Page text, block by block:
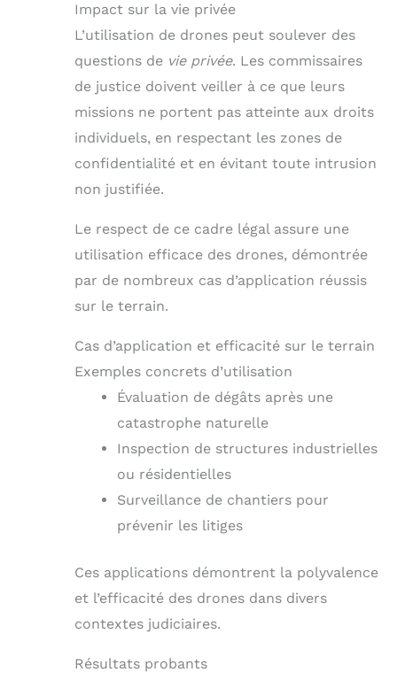
Impact sur la vie privée
L’utilisation de drones peut soulever des
questions de vie privée. Les commissaires
de justice doivent veiller à ce que leurs
missions ne portent pas atteinte aux droits
individuels, en respectant les zones de
confidentialité et en évitant toute intrusion
non justifiée.
Le respect de ce cadre légal assure une
utilisation efficace des drones, démontrée
par de nombreux cas d’application réussis
sur le terrain.
Cas d’application et efficacité sur le terrain
Exemples concrets d’utilisation
Évaluation de dégâts après une
catastrophe naturelle
Inspection de structures industrielles
ou résidentielles
Surveillance de chantiers pour
prévenir les litiges
Ces applications démontrent la polyvalence
et l’efficacité des drones dans divers
contextes judiciaires.
Résultats probants